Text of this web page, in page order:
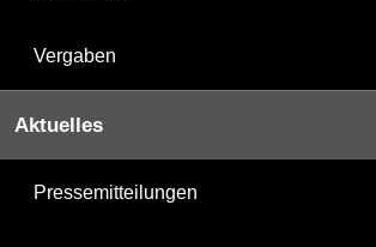
Vergaben
Aktuelles
Pressemitteilungen